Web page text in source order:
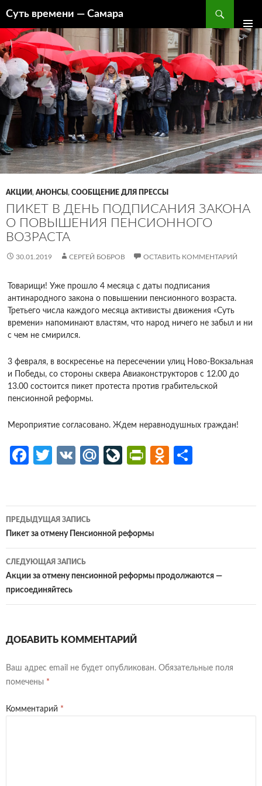
Суть времени — Самара
СОДЕРЖИМОМУ
АКЦИИ, АНОНСЫ , СООБЩЕНИЕ ДЛЯ ПРЕССЫ
ПИКЕТ В ДЕНЬ ПОДПИСАНИЯ ЗАКОНА
О ПОВЫШЕНИЯ ПЕНСИОННОГО
ВОЗРАСТА
30.01.2019 СЕРГЕЙ БОБРОВ ОСТАВИТЬ КОММЕНТАРИЙ
Товарищи! Уже прошло 4 месяца с даты подписания
антинародного закона о повышении пенсионного возраста.
Третьего числа каждого месяца активисты движения «Суть
времени» напоминают властям, что народ ничего не забыл и ни
с чем не смирился.
3 февраля, в воскресенье на пересечении улиц Ново-Вокзальная
и Победы, со стороны сквера Авиаконструкторов с 12.00 до
13.00 состоится пикет протеста против грабительской
пенсионной реформы.
Мероприятие согласовано. Ждем неравнодушных граждан!
Fa
o
o
k
T
er
V
M
u
Li
o
ur
n
al
Pr
ri
e
n
O
o
as
iki
р
и
Навигация
по
записям
ПРЕДЫДУЩАЯ ЗАПИСЬ
Пикет за отмену Пенсионной реформы
СЛЕДУЮЩАЯ ЗАПИСЬ
Акции за отмену пенсионной реформы продолжаются —
присоединяйтесь
ДОБАВИТЬ КОММЕНТАРИЙ
Ваш адрес email не будет опубликован. Обязательные поля
помечены *
Комментарий *